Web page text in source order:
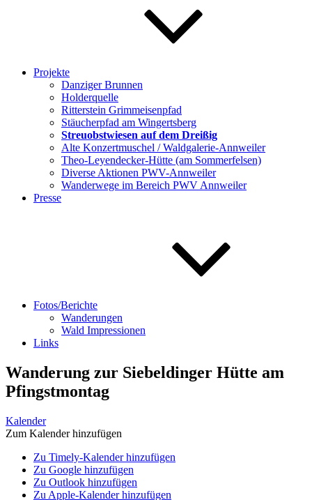
Projekte
Danziger Brunnen
Holderquelle
Ritterstein Grimmeisenpfad
Stäucherpfad am Wingertsberg
Streuobstwiesen auf dem Dreißig
Alte Konzertmuschel / Waldgalerie-Annweiler
Theo-Leyendecker-Hütte (am Sommerfelsen)
Diverse Aktionen PWV-Annweiler
Wanderwege im Bereich PWV Annweiler
Presse
Fotos/Berichte
Wanderungen
Wald Impressionen
Links
Wanderung zur Siebeldinger Hütte am
Pfingstmontag
Kalender
Zum Kalender hinzufügen
Zu Timely-Kalender hinzufügen
Zu Google hinzufügen
Zu Outlook hinzufügen
Zu Apple-Kalender hinzufügen